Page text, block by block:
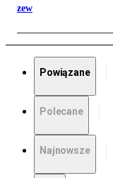
zew
Powiązane
Polecane
Najnowsze